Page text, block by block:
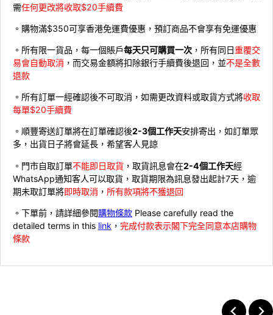
需任何更改將收取$20手續費
。購物滿$350可享香港免運費優惠，預訂商品不會享有免運優惠
。所有限一貨品，每一個賬戶每天只可購買一次 ，所有同日重覆交
易會自動取消 ，而交易金額將扣除銀行手續費後退回，並不是全數
退款
。所有訂單一經確認後不可取消，如需更改資料或取貨方式將收取
每單$20手續費
。順豐寄送訂單將在訂單確認後2-3個工作天安排寄出，如訂單眾
多，出貨日子將會延長，希望客人見諒
。門市自取訂單不能即日取貨 ，取貨訊息會在2-4個工作天經
WhatsApp通知客人可以取貨，取貨期限為訊息發出起計7天，逾
期未取訂單將即時取消 ， 所有款項將不獲退回
。下單前，請詳細參閱購物條款 Please carefully read the
detailed terms in this link ， 完成付款表示閣下完全同意本店購物
條款